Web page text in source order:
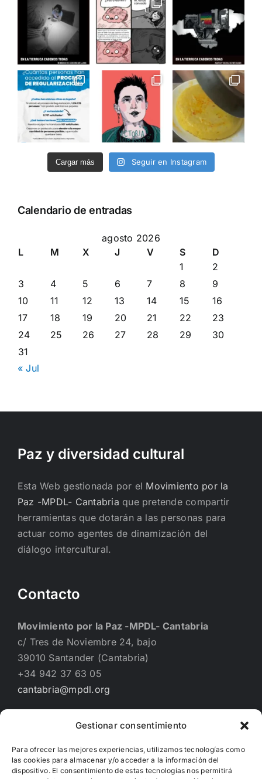
Gestionar consentimiento
Para ofrecer las mejores experiencias, utilizamos tecnologías como
las cookies para almacenar y/o acceder a la información del
dispositivo. El consentimiento de estas tecnologías nos permitirá
Cargar más Seguir en Instagram
Calendario de entradas
agosto 2026
L
M X J V S
D
1
2
3
4 5 6 7 8
9
10
11 12 13 14 15
16
17
18 19 20 21 22
23
24
25 26 27 28 29
30
31
« Jul
Paz y diversidad cultural
Esta Web gestionada por el Movimiento por la
Paz -MPDL- Cantabria que pretende compartir
herramientas que dotarán a las personas para
actuar como agentes de dinamización del
diálogo intercultural.
Contacto
Movimiento por la Paz -MPDL- Cantabria
c/ Tres de Noviembre 24, bajo
39010 Santander (Cantabria)
+34 942 37 63 05
cantabria@mpdl.org
Financiado por